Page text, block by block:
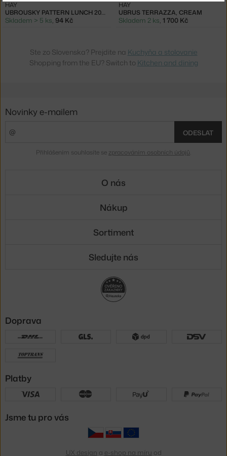
UBROUSKY PATTERN LUNCH 20KS, CREAM AND SAND PILLAR STRIPE
HAY
Skladem > 5 ks, 94 Kč
UBRUS TERRAZZA, CREAM
HAY
Skladem 2 ks, 1 700 Kč
Ste zo Slovenska? Prejdite na Kuchyňa a stolovanie
Shopping from the EU? Switch to Kitchen and dining
Novinky e-mailem
ODESLAT
Přihlášením souhlasíte se zpracováním osobních údajů
O nás
Nákup
Sortiment
Sledujte nás
Doprava
Platby
Jsme tu pro vás
UX design a e-shop na míru od